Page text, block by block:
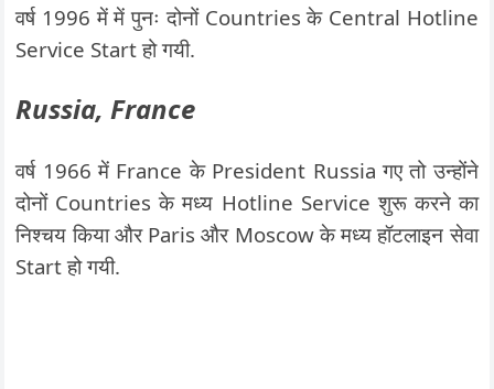
वर्ष 1996 में में पुनः दोनों Countries के Central Hotline
Service Start हो गयी.
Russia, France
वर्ष 1966 में France के President Russia गए तो उन्होंने
दोनों Countries के मध्य Hotline Service शुरू करने का
निश्चय किया और Paris और Moscow के मध्य हॉटलाइन सेवा
Start हो गयी.